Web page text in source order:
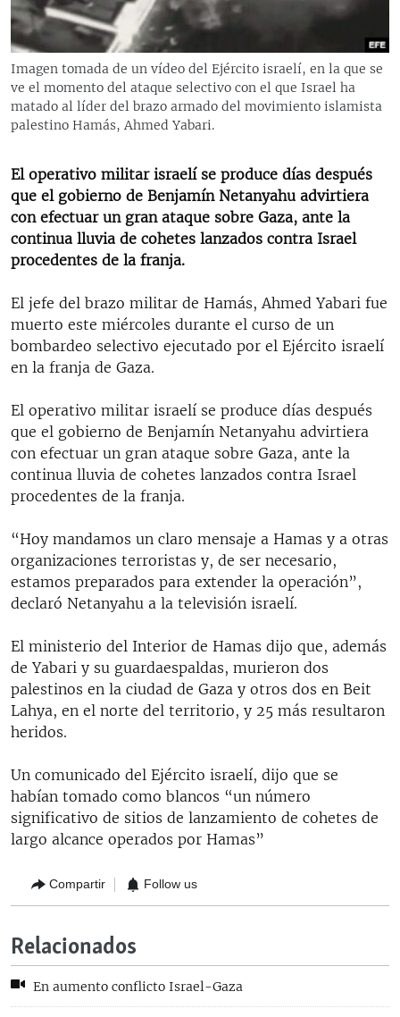
RADIO MARTÍ
ESPECIALES
ESPECIALES
LA REALIDAD DE LA VIVIENDA EN CUBA
KENTU-CUBANO
LOS SANTOS DE HIALEAH
DESINFORMACIÓN RUSA EN AMÉRICA LATINA
LA INVASIÓN DE RUSIA A UCRANIA
MULTIMEDIA
EDITORIALES
Imagen tomada de un vídeo del Ejército israelí, en la que se
ve el momento del ataque selectivo con el que Israel ha
matado al líder del brazo armado del movimiento islamista
palestino Hamás, Ahmed Yabari.
El operativo militar israelí se produce días después
que el gobierno de Benjamín Netanyahu advirtiera
con efectuar un gran ataque sobre Gaza, ante la
continua lluvia de cohetes lanzados contra Israel
procedentes de la franja.
El jefe del brazo militar de Hamás, Ahmed Yabari fue
muerto este miércoles durante el curso de un
bombardeo selectivo ejecutado por el Ejército israelí
en la franja de Gaza.
El operativo militar israelí se produce días después
que el gobierno de Benjamín Netanyahu advirtiera
con efectuar un gran ataque sobre Gaza, ante la
continua lluvia de cohetes lanzados contra Israel
procedentes de la franja.
“Hoy mandamos un claro mensaje a Hamas y a otras
organizaciones terroristas y, de ser necesario,
estamos preparados para extender la operación”,
declaró Netanyahu a la televisión israelí.
El ministerio del Interior de Hamas dijo que, además
de Yabari y su guardaespaldas, murieron dos
palestinos en la ciudad de Gaza y otros dos en Beit
Lahya, en el norte del territorio, y 25 más resultaron
heridos.
Un comunicado del Ejército israelí, dijo que se
habían tomado como blancos “un número
significativo de sitios de lanzamiento de cohetes de
largo alcance operados por Hamas”
Compartir Follow us
Relacionados
En aumento conflicto Israel-Gaza